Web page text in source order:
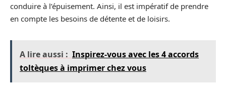
conduire à l’épuisement. Ainsi, il est impératif de prendre
en compte les besoins de détente et de loisirs.
A lire aussi : Inspirez-vous avec les 4 accords
toltèques à imprimer chez vous